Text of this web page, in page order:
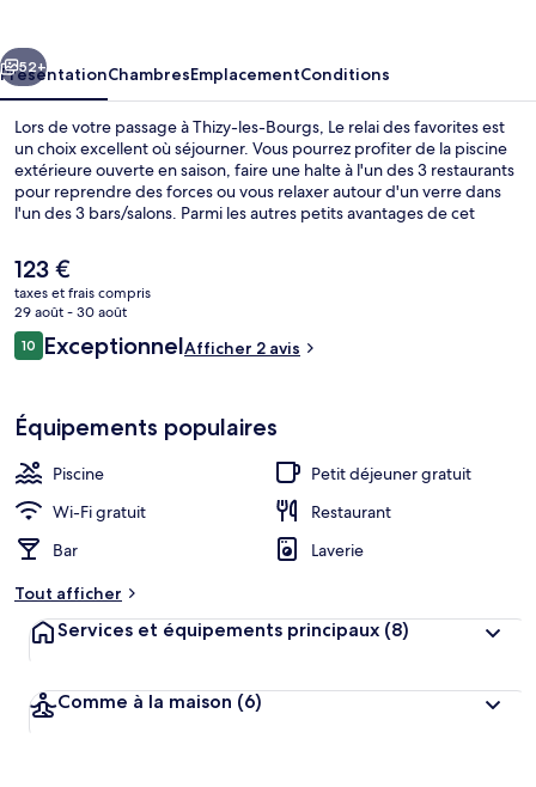
Suivant
52+
PrésentationChambresEmplacementConditions
Lors de votre passage à Thizy-les-Bourgs, Le relai des favorites est
un choix excellent où séjourner. Vous pourrez profiter de la piscine
extérieure ouverte en saison, faire une halte à l'un des 3 restaurants
pour reprendre des forces ou vous relaxer autour d'un verre dans
l'un des 3 bars/salons. Parmi les autres petits avantages de cet
Le
prix
actuel
est
de
123 €
taxes et frais compris
29 août - 30 août
Avis
voyageurs
1010 sur 10
ExceptionnelAfficher 2 avis
Équipements populaires
Piscine
Petit déjeuner gratuit
Wi-Fi gratuit
Restaurant
Bar
Laverie
Tout afficher
Services et équipements principaux (8)
Comme à la maison (6)